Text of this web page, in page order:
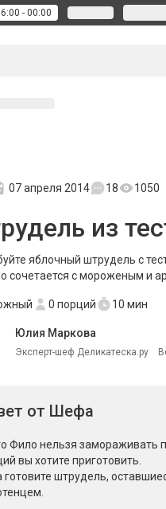
- 00:00
07 апреля 2014 18 1050
из
яблочный штрудель с
сочетается с мороженым и
0 порций 10 мин
Юлия Маркова
Эксперт-шеф Деликатеска.ру
от Шефа
Фило нельзя замораживать
вы хотите приготовить.
готовите штрудель,